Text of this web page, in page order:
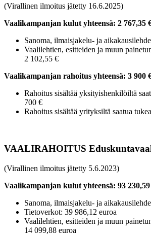
(Virallinen ilmoitus jätetty 16.6.2025)
Vaalikampanjan kulut yhteensä: 2 767,35
Sanoma, ilmaisjakelu- ja
Vaalilehtien, esitteiden ja muun
2 102,55 €
Vaalikampanjan rahoitus yhteensä: 3 900
Rahoitus sisältää yksityishenkilöiltä
700 €
Rahoitus sisältää yrityksiltä saatua
VAALIRAHOITUS
(Virallinen ilmoitus jätetty 5.6.2023)
Vaalikampanjan kulut yhteensä: 93
Sanoma, ilmaisjakelu- ja
Tietoverkot: 39 986,12 euroa
Vaalilehtien, esitteiden ja muun
14 099,88 euroa